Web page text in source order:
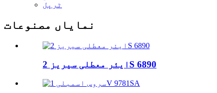
ٹرپل
نمایاں مصنوعات
ایئر معطلی سیریز 2S 6890